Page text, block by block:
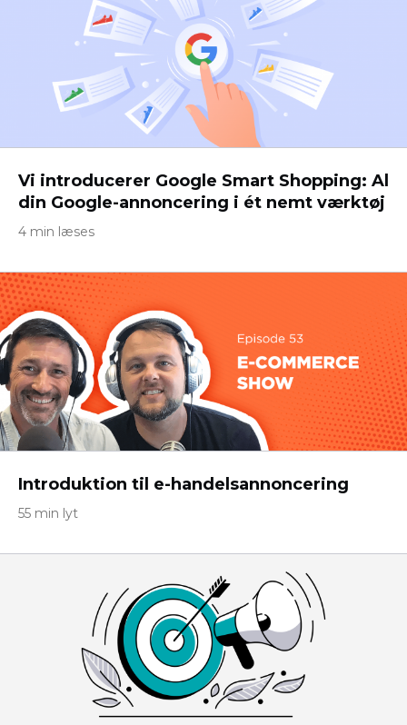
Vi introducerer Google Smart Shopping: Al
din Google-annoncering i ét nemt værktøj
4 min læses
Introduktion til e-handelsannoncering
55 min lyt